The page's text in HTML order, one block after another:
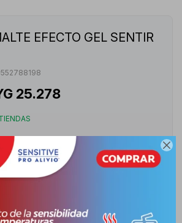

EFECTO GEL SENTIR
25.278